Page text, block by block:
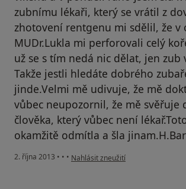
zubnímu lékaři, který se vrátil z
zhotovení rentgenu mi sdělil, že v
MUDr.Lukla mi perforovali celý
už se s tím nedá nic dělat, jen zub
Takže jestli hledáte dobrého
jinde.Velmi mě udivuje, že mě
vůbec neupozornil, že mě svěřuje
člověka, který vůbec není
okamžitě odmítla a šla
2. října 2013 • • • podle názoru uživatele Váš účet byl
Nahlásit zneužití